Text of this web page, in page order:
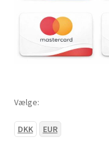
Vælge:
DKK EUR